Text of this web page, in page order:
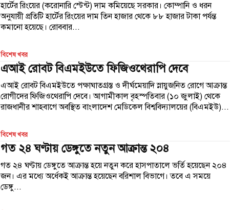
হার্টের রিংয়ের (করোনারি স্টেন্ট) দাম কমিয়েছে সরকার। কোম্পানি ও ধরন
অনুযায়ী প্রতিটি হার্টের রিংয়ের দাম তিন হাজার থেকে ৮৮ হাজার টাকা পর্যন্ত
কমানো হয়েছে। রোববার...
বিশেষ খবর
এআই রোবট বিএমইউতে ফিজিওথেরাপি দেবে
এআই রোবট বিএমইউতে পক্ষাঘাতগ্রস্ত ও দীর্ঘমেয়াদি স্নায়ুজনিত রোগে আক্রান্ত
রোগীদের ফিজিওথেরাপি দেবে। আগামীকাল বৃহস্পতিবার (১০ জুলাই) থেকে
রাজধানীর শাহবাগে অবস্থিত বাংলাদেশ মেডিকেল বিশ্ববিদ্যালয়ের (বিএমইউ)...
বিশেষ খবর
গত ২৪ ঘণ্টায় ডেঙ্গুতে নতুন আক্রান্ত ২০৪
গত ২৪ ঘণ্টায় ডেঙ্গুতে আক্রান্ত হয়ে নতুন করে হাসপাতালে ভর্তি হয়েছেন ২০৪
জন। এর মধ্যে অর্ধেকই আক্রান্ত হয়েছেন বরিশাল বিভাগে। তবে এ সময়ে
ডেঙ্গু...